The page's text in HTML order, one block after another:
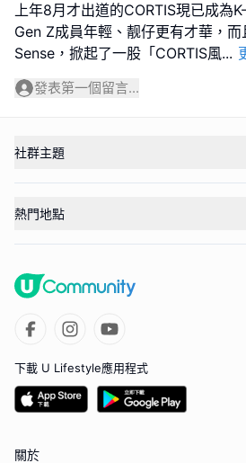
上年8月才出道的CORTIS現已成為
Gen Z成員年輕、靓仔更有才華，
Sense，掀起了一股「CORTIS風...
發表第一個留言...
社群主題
熱門地點
下載 U Lifestyle應用程式
關於